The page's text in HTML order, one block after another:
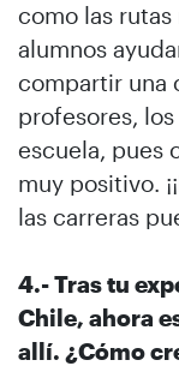
como las
alumnos
compartir una
profesores,
escuela, pues
muy positivo.
las carreras
4.- Tras tu
Chile, ahora
allí. ¿Cómo